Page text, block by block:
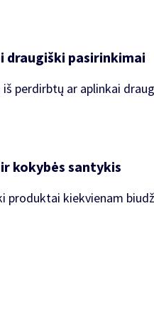
draugiški pasirinkimai
iš perdirbtų ar aplinkai
kokybės santykis
produktai kiekvienam